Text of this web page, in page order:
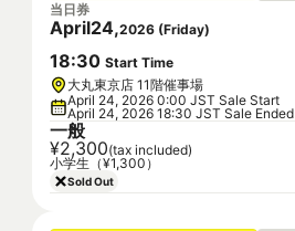
当日券
April24,2026 (Friday)
18:30 Start Time
大丸東京店 11階催事場
April 24, 2026 0:00 JST Sale Start
April 24, 2026 18:30 JST Sale Ended
一般
¥2,300(tax included)
小学生（¥1,300）
Sold Out